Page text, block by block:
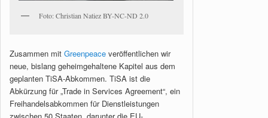
Foto: Christian Natiez BY-NC-ND 2.0
Zusammen mit Greenpeace veröffentlichen wir
neue, bislang geheimgehaltene Kapitel aus dem
geplanten TiSA-Abkommen. TiSA ist die
Abkürzung für „Trade in Services Agreement“, ein
Freihandelsabkommen für Dienstleistungen